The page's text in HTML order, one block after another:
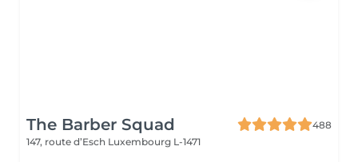
The Barber Squad
488
147, route d’Esch Luxembourg L-1471